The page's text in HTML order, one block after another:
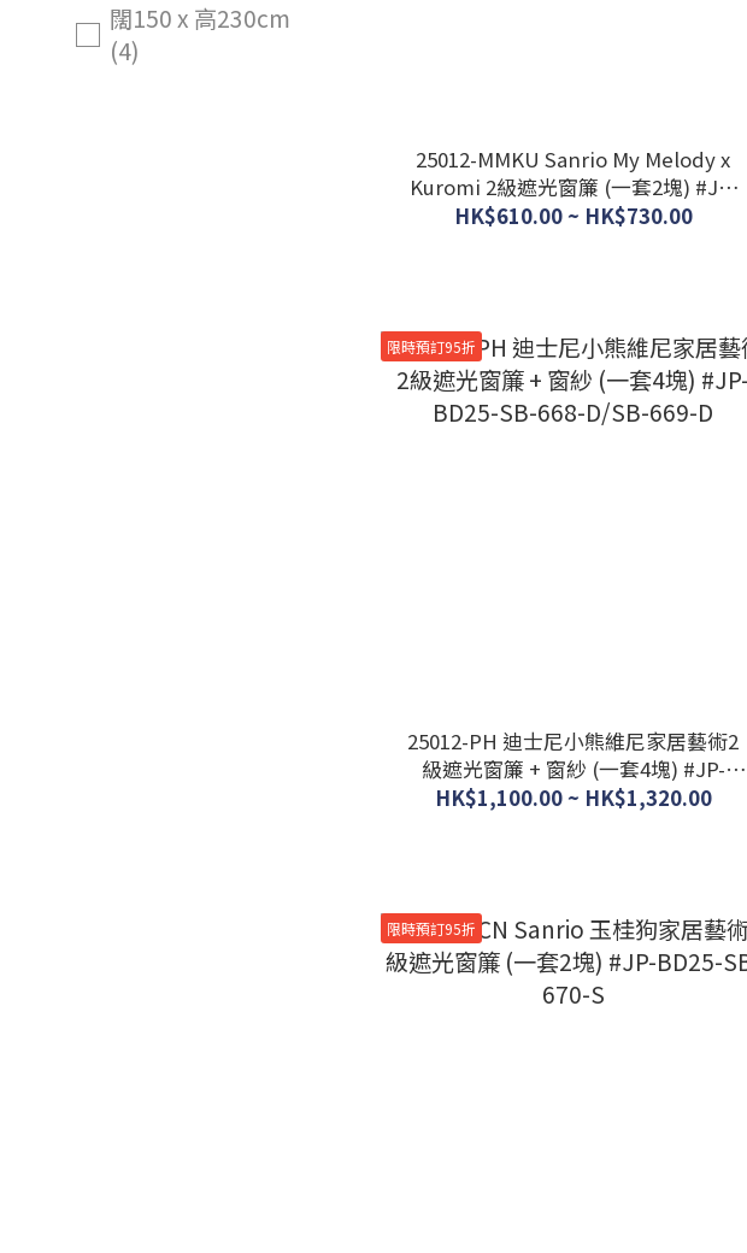
闊150 x 高230cm
(4)
25012-MMKU Sanrio My Melody x
Kuromi 2級遮光窗簾 (一套2塊) #JP-
BD25-SB-685-S
HK$610.00 ~ HK$730.00
限時預訂95折
25012-PH 迪士尼小熊維尼家居藝術2
級遮光窗簾 + 窗紗 (一套4塊) #JP-
BD25-SB-668-D/SB-669-D
HK$1,100.00 ~ HK$1,320.00
限時預訂95折